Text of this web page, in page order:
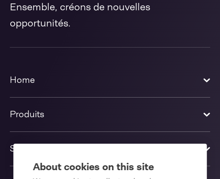
About cookies on this site
Ensemble, créons de nouvelles
opportunités.
Home
Produits
Solutions